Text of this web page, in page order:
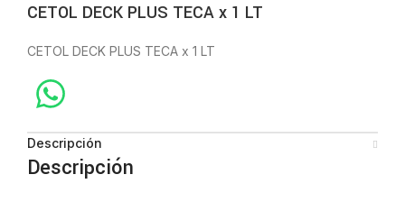
CETOL DECK PLUS TECA x 1 LT
CETOL DECK PLUS TECA x 1 LT
Descripción
Descripción